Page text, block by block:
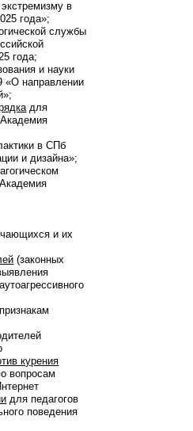
в
года»;
службы
года;
и науки
«О направлении
для
в СПб
и дизайна»;
и их
(законных
курения
вопросам
для педагогов
поведения